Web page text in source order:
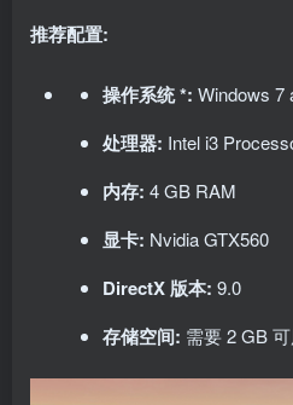
推荐配置:
操作系统 *: Windows 7
处理器: Intel i3
内存: 4 GB RAM
显卡: Nvidia GTX560
DirectX 版本: 9.0
存储空间: 需要 2 GB